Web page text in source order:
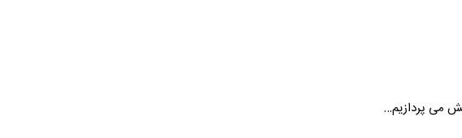
می پردازیم…